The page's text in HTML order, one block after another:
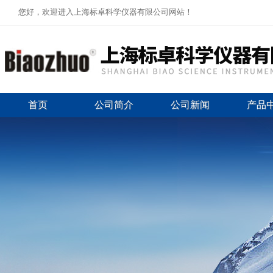
您好，欢迎进入上海标卓科学仪器有限公司网站！
首页 公司简介 公司新闻 产品